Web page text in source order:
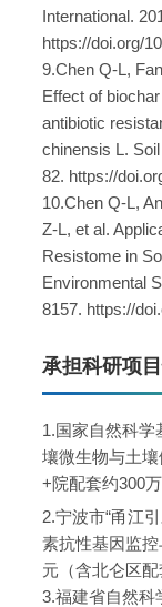
International.
https://doi.org/
9.Chen Q-L,
Effect of
antibiotic
chinensis L.
82. https://
10.Chen Q-L,
Z-L, et al.
Resistome in
Environmental
8157. https://
承担科研项
1.国家自然科学
壤微生物与土
+院配套约300
2.宁波市“甬江
素抗性基因监
元（含北仑区
3.福建省自然科